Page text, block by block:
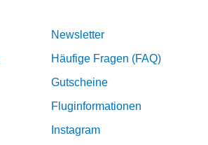
Newsletter
Häufige Fragen (FAQ)
Gutscheine
Fluginformationen
Instagram